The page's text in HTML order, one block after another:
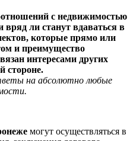
с недвижимостью
вряд ли станут вдаваться в
которые прямо или
и преимущество
интересами других
стороне.
на абсолютно любые
могут осуществляться в